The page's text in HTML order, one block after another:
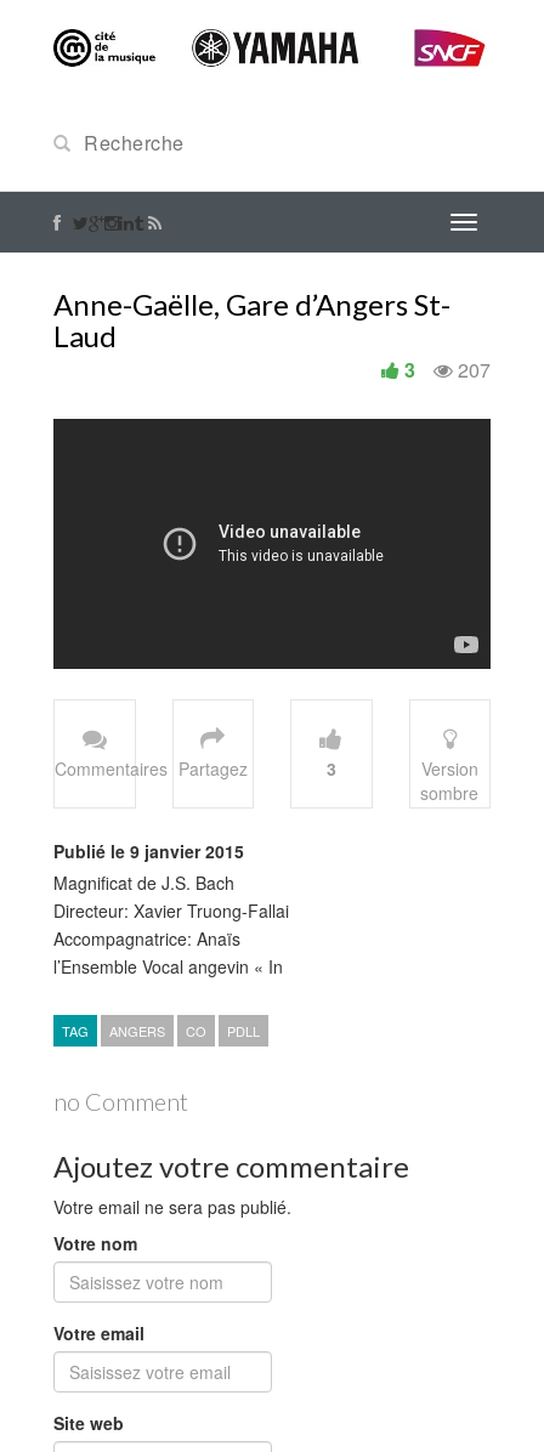
Anne-Gaëlle, Gare d’Angers St-
Laud
207
3
Commentaires Partagez 3
Version
sombre
Publié le 9 janvier 2015
Magnificat de J.S. Bach
Directeur: Xavier Truong-Fallai
Accompagnatrice: Anaïs
l’Ensemble Vocal angevin « In
TAG ANGERS CO PDLL
no Comment
Ajoutez votre commentaire
Votre email ne sera pas publié.
Votre nom
Votre email
Site web